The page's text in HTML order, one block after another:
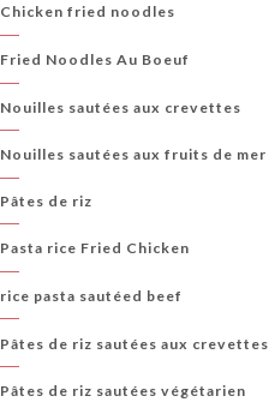
Chicken fried noodles
Fried Noodles Au Boeuf
Nouilles sautées aux crevettes
Nouilles sautées aux fruits de mer
Pâtes de riz
Pasta rice Fried Chicken
rice pasta sautéed beef
Pâtes de riz sautées aux crevettes
Pâtes de riz sautées végétarien